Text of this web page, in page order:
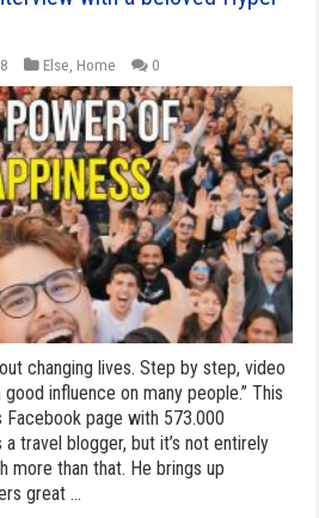
Else Home 0
changing lives. Step by step, video
influence on many people.” This
Facebook page with 573.000
a travel blogger, but it’s not entirely
more than that. He brings up
great ...